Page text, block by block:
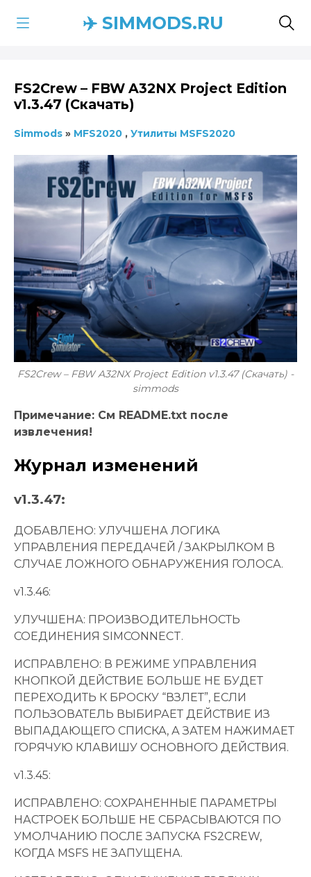
✈️ SIMMODS.RU
FS2Crew – FBW A32NX Project Edition
v1.3.47 (Скачать)
Simmods » MFS2020 , Утилиты MSFS2020
FS2Crew – FBW A32NX Project Edition v1.3.47 (Скачать) -
simmods
Примечание: См README.txt после
извлечения!
Журнал изменений
v1.3.47:
ДОБАВЛЕНО: УЛУЧШЕНА ЛОГИКА
УПРАВЛЕНИЯ ПЕРЕДАЧЕЙ / ЗАКРЫЛКОМ В
СЛУЧАЕ ЛОЖНОГО ОБНАРУЖЕНИЯ ГОЛОСА.
v1.3.46:
УЛУЧШЕНА: ПРОИЗВОДИТЕЛЬНОСТЬ
СОЕДИНЕНИЯ SIMCONNECT.
ИСПРАВЛЕНО: В РЕЖИМЕ УПРАВЛЕНИЯ
КНОПКОЙ ДЕЙСТВИЕ БОЛЬШЕ НЕ БУДЕТ
ПЕРЕХОДИТЬ К БРОСКУ “ВЗЛЕТ”, ЕСЛИ
ПОЛЬЗОВАТЕЛЬ ВЫБИРАЕТ ДЕЙСТВИЕ ИЗ
ВЫПАДАЮЩЕГО СПИСКА, А ЗАТЕМ НАЖИМАЕТ
ГОРЯЧУЮ КЛАВИШУ ОСНОВНОГО ДЕЙСТВИЯ.
v1.3.45:
ИСПРАВЛЕНО: СОХРАНЕННЫЕ ПАРАМЕТРЫ
НАСТРОЕК БОЛЬШЕ НЕ СБРАСЫВАЮТСЯ ПО
УМОЛЧАНИЮ ПОСЛЕ ЗАПУСКА FS2CREW,
КОГДА MSFS НЕ ЗАПУЩЕНА.